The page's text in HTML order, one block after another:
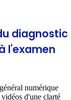
diagnostic
l'examen
numérique
d'une clarté